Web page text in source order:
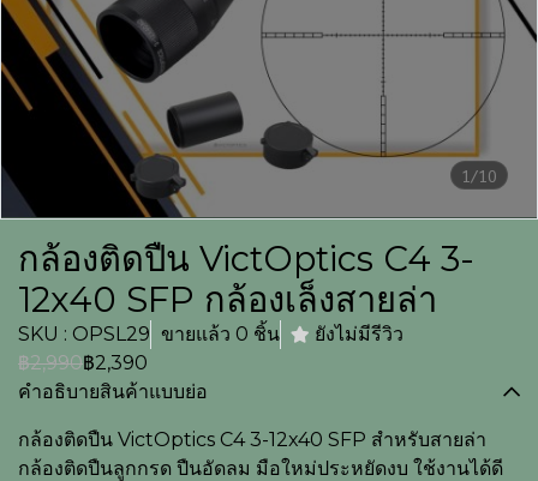
1/10
กล้องติดปืน VictOptics C4 3-
12x40 SFP กล้องเล็งสายล่า
SKU : OPSL29 ขายแล้ว 0 ชิ้น
ยังไม่มีรีวิว
฿2,990฿2,390
คำอธิบายสินค้าแบบย่อ
กล้องติดปืน VictOptics C4 3-12x40 SFP สำหรับสายล่า
กล้องติดปืนลูกกรด ปืนอัดลม มือใหม่ประหยัดงบ ใช้งานได้ดี